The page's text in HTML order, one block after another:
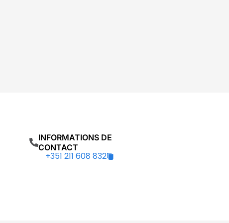
INFORMATIONS DE
CONTACT
+351 211 608 832